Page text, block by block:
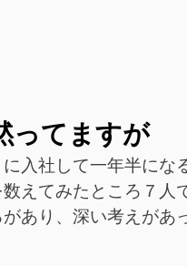
ってますが
入社して一年半にな
えてみたところ７人
あり、深い考えがあ